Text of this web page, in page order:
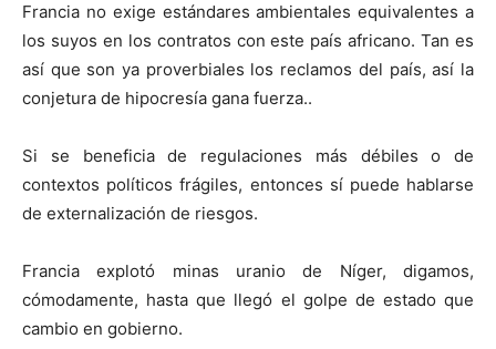
Francia no exige estándares ambientales equivalentes a
los suyos en los contratos con este país africano. Tan es
así que son ya proverbiales los reclamos del país, así la
conjetura de hipocresía gana fuerza..
Si se beneficia de regulaciones más débiles o de
contextos políticos frágiles, entonces sí puede hablarse
de externalización de riesgos.
Francia explotó minas uranio de Níger, digamos,
cómodamente, hasta que llegó el golpe de estado que
cambio en gobierno.